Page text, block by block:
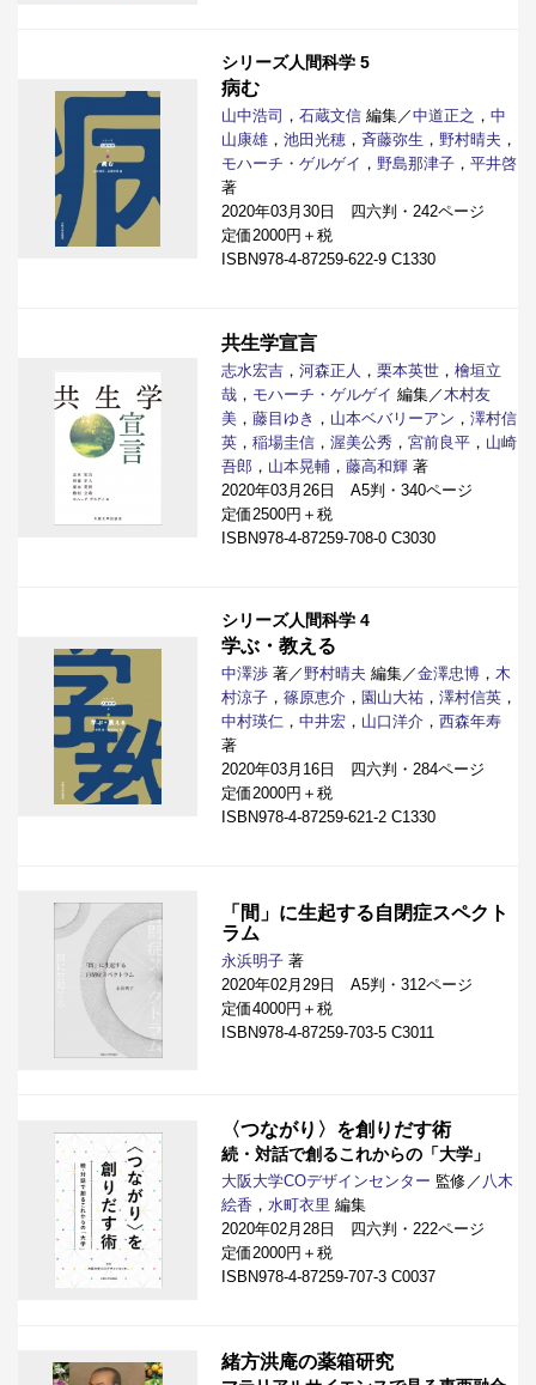
シリーズ人間科学 5
病む
山中浩司 ， 石蔵文信 編集／中道正之 ， 中
山康雄 ， 池田光穂 ， 斉藤弥生 ， 野村晴夫 ，
モハーチ・ゲルゲイ ， 野島那津子 ， 平井啓
著
2020年03月30日 四六判・242ページ
定価2000円＋税
ISBN978-4-87259-622-9 C1330
共生学宣言
志水宏吉 ， 河森正人 ， 栗本英世 ， 檜垣立
哉 ， モハーチ・ゲルゲイ 編集／ 木村友
美 ， 藤目ゆき ， 山本ベバリーアン ， 澤村信
英 ， 稲場圭信 ， 渥美公秀 ， 宮前良平 ， 山崎
吾郎 ， 山本晃輔 ， 藤高和輝 著
2020年03月26日 A5判・340ページ
定価2500円＋税
ISBN978-4-87259-708-0 C3030
シリーズ人間科学 4
学ぶ・教える
中澤渉 著／ 野村晴夫 編集／金澤忠博 ， 木
村涼子 ， 篠原恵介 ， 園山大祐 ， 澤村信英 ，
中村瑛仁 ， 中井宏 ， 山口洋介 ， 西森年寿
著
2020年03月16日 四六判・284ページ
定価2000円＋税
ISBN978-4-87259-621-2 C1330
「間」に生起する自閉症スペクト
ラム
永浜明子 著
2020年02月29日 A5判・312ページ
定価4000円＋税
ISBN978-4-87259-703-5 C3011
〈つながり〉を創りだす術
続・対話で創るこれからの「大学」
大阪大学COデザインセンター 監修／ 八木
絵香 ， 水町衣里 編集
2020年02月28日 四六判・222ページ
定価2000円＋税
ISBN978-4-87259-707-3 C0037
緒方洪庵の薬箱研究